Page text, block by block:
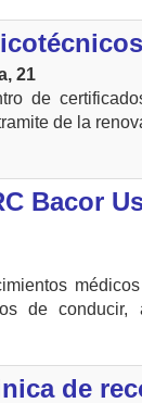
21
de
de la
Bacor
de conducir,
de